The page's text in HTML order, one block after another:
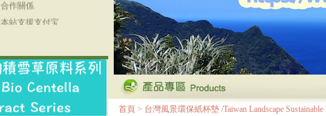
本站支援支付宝
2017年1月1日起，中国大
首頁 > 台灣風景環保紙杯墊 /Taiwan Landscape Sustainable